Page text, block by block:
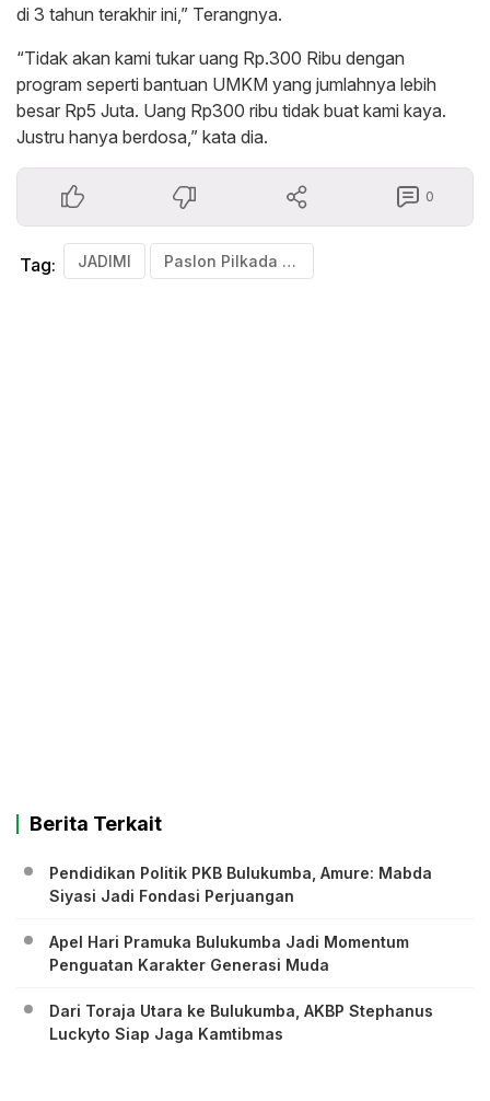
di 3 tahun terakhir ini,” Terangnya.
“Tidak akan kami tukar uang Rp.300 Ribu dengan
program seperti bantuan UMKM yang jumlahnya lebih
besar Rp5 Juta. Uang Rp300 ribu tidak buat kami kaya.
Justru hanya berdosa,” kata dia.
0
Tag: JADIMI Paslon Pilkada Bulukumba 2024
Berita Terkait
Pendidikan Politik PKB Bulukumba, Amure: Mabda
Siyasi Jadi Fondasi Perjuangan
Apel Hari Pramuka Bulukumba Jadi Momentum
Penguatan Karakter Generasi Muda
Dari Toraja Utara ke Bulukumba, AKBP Stephanus
Luckyto Siap Jaga Kamtibmas